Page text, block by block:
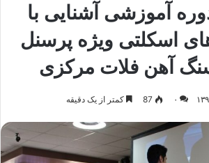
آموزشی آشنایی با
اسکلتی ویژه پرسنل
آهن فلات مرکزی
۰ 87 کمتر از یک دقیقه